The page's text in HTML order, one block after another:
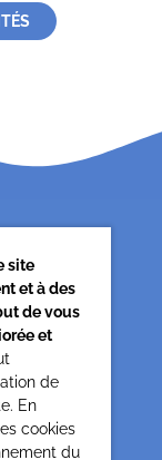
site
et à des
de vous
et
de
En
cookies
du